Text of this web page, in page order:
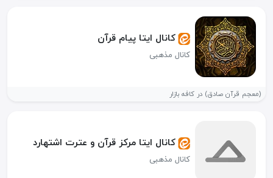
کانال ایتا پیام قرآن
کانال مذهبی
(معجم قرآن صادق) در کافه بازار
کانال ایتا مرکز قرآن و عترت اشتهارد
کانال مذهبی